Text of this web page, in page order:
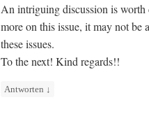
An intriguing discussion is
more on this issue, it may not be
these issues.
To the next! Kind regards!!
Antworten ↓